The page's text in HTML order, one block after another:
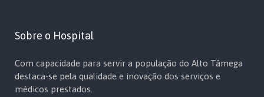
Sobre o Hospital
Com capacidade para servir a população do Alto Tâmega
destaca-se pela qualidade e inovação dos serviços e
médicos prestados.